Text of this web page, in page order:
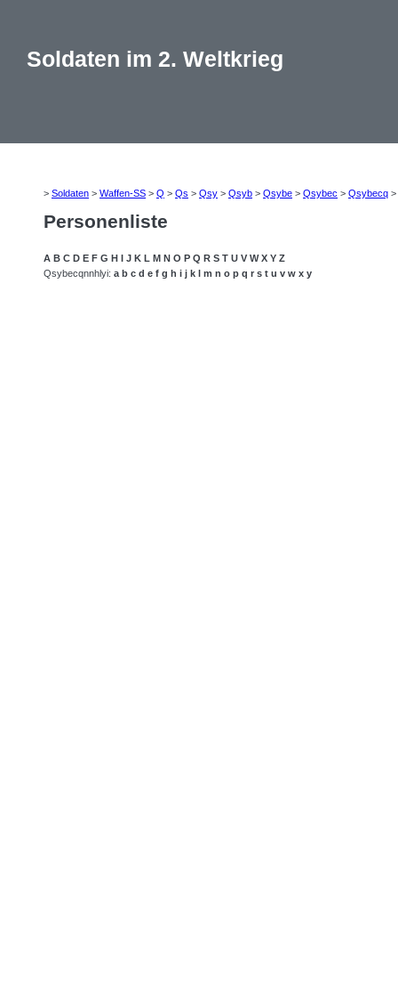
Soldaten im 2. Weltkrieg
> Soldaten > Waffen-SS > Q > Qs > Qsy > Qsyb > Qsybe > Qsybec > Qsybecq >
Personenliste
A B C D E F G H I J K L M N O P Q R S T U V W X Y Z
Qsybecqnnhlyi: a b c d e f g h i j k l m n o p q r s t u v w x y